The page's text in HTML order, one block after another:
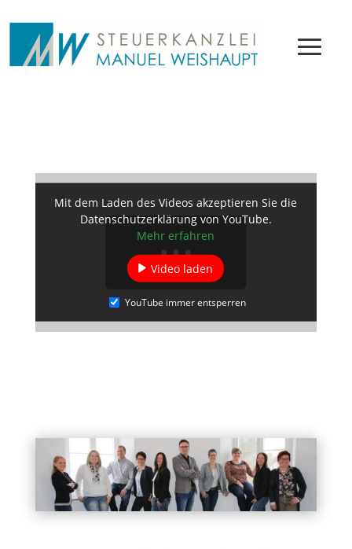
Mit dem Laden des Videos akzeptieren Sie die
Datenschutzerklärung von YouTube.
Mehr erfahren
Video laden
YouTube immer entsperren